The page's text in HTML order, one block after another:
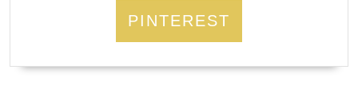
PINTEREST